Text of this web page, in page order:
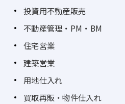
投資用不動産販売
不動産管理・PM・BM
住宅営業
建築営業
用地仕入れ
買取再販・物件仕入れ